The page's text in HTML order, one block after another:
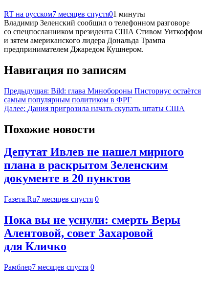
RT на русском7 месяцев спустя01 минуты
Владимир Зеленский сообщил о телефонном разговоре
со спецпосланником президента США Стивом Уиткоффом
и зятем американского лидера Дональда Трампа
предпринимателем Джаредом Кушнером.
Навигация по записям
Предыдущая: Bild: глава Минобороны Писториус остаётся
самым популярным политиком в ФРГ
Далее: Дания пригрозила начать скупать штаты США
Похожие новости
Депутат Ивлев не нашел мирного
плана в раскрытом Зеленским
документе в 20 пунктов
Газета.Ru7 месяцев спустя 0
Пока вы не уснули: смерть Веры
Алентовой, совет Захаровой
для Кличко
Рамблер7 месяцев спустя 0